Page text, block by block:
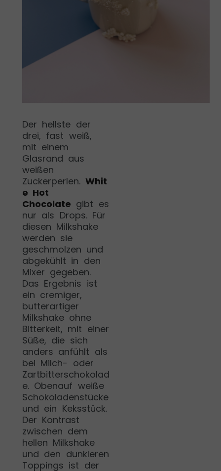
Der hellste der
drei, fast weiß,
mit einem
Glasrand aus
weißen
Zuckerperlen.Whit
e Hot
Chocolate gibt es
nur als Drops. Für
diesen Milkshake
werden sie
geschmolzen und
abgekühlt in den
Mixer gegeben.
Das Ergebnis ist
ein cremiger,
butterartiger
Milkshake ohne
Bitterkeit, mit einer
Süße, die sich
anders anfühlt als
bei Milch- oder
Zartbitterschokolad
e. Obenauf weiße
Schokoladenstücke
und ein Keksstück.
Der Kontrast
zwischen dem
hellen Milkshake
und den dunkleren
Toppings ist der